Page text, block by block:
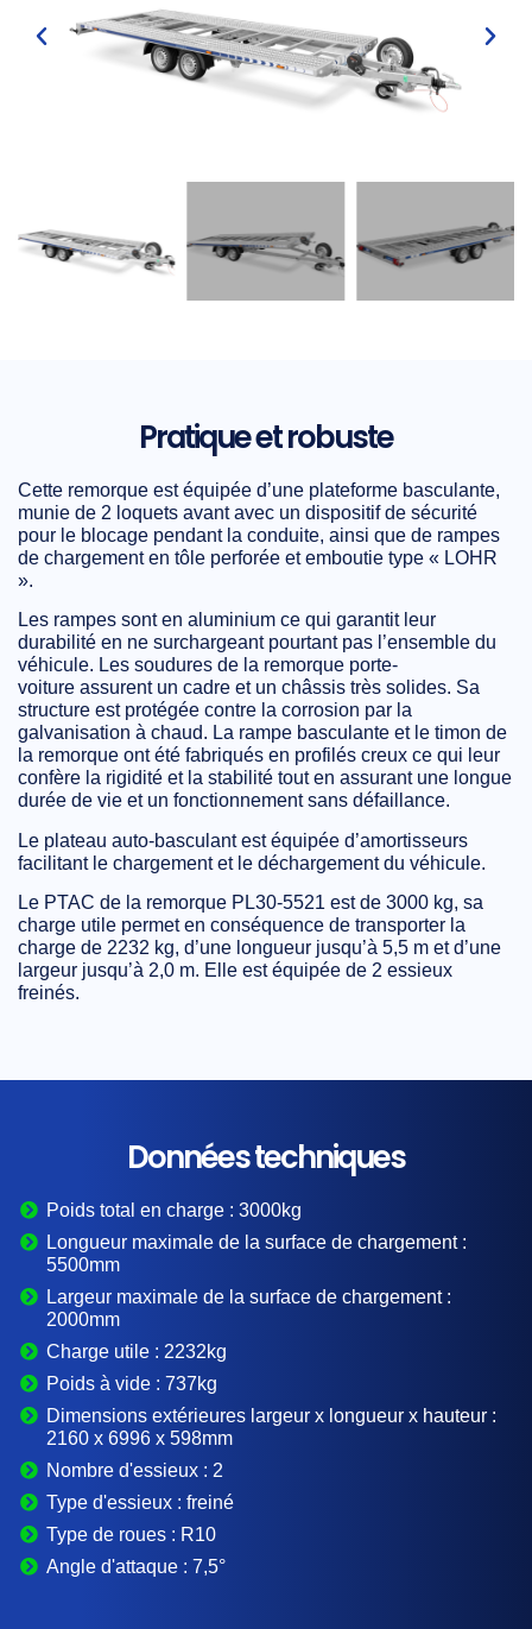
Pratique et robuste
Cette remorque est équipée d’une plateforme basculante,
munie de 2 loquets avant avec un dispositif de sécurité
pour le blocage pendant la conduite, ainsi que de rampes
de chargement en tôle perforée et emboutie type « LOHR
».
Les rampes sont en aluminium ce qui garantit leur
durabilité en ne surchargeant pourtant pas l’ensemble du
véhicule. Les soudures de la remorque porte-
voiture assurent un cadre et un châssis très solides. Sa
structure est protégée contre la corrosion par la
galvanisation à chaud. La rampe basculante et le timon de
la remorque ont été fabriqués en profilés creux ce qui leur
confère la rigidité et la stabilité tout en assurant une longue
durée de vie et un fonctionnement sans défaillance.
Le plateau auto-basculant est équipée d’amortisseurs
facilitant le chargement et le déchargement du véhicule.
Le PTAC de la remorque PL30-5521 est de 3000 kg, sa
charge utile permet en conséquence de transporter la
charge de 2232 kg, d’une longueur jusqu’à 5,5 m et d’une
largeur jusqu’à 2,0 m. Elle est équipée de 2 essieux
freinés.
Données techniques
Poids total en charge : 3000kg
Longueur maximale de la surface de chargement :
5500mm
Largeur maximale de la surface de chargement :
2000mm
Charge utile : 2232kg
Poids à vide : 737kg
Dimensions extérieures largeur x longueur x hauteur :
2160 x 6996 x 598mm
Nombre d'essieux : 2
Type d'essieux : freiné
Type de roues : R10
Angle d'attaque : 7,5°